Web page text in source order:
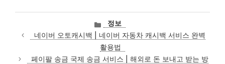
카
테
고
리
정보
네이버 오토캐시백 | 네이버 자동차 캐시백 서비스 완벽
활용법
페이팔 송금 국제 송금 서비스 | 해외로 돈 보내고 받는 방